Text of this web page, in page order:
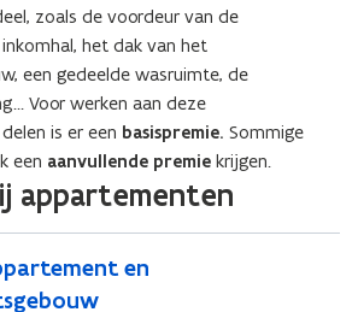
zoals de voordeur van de
het dak van het
een gedeelde wasruimte, de
Voor werken aan deze
is er een basispremie. Sommige
een aanvullende premie krijgen.
appartementen
en